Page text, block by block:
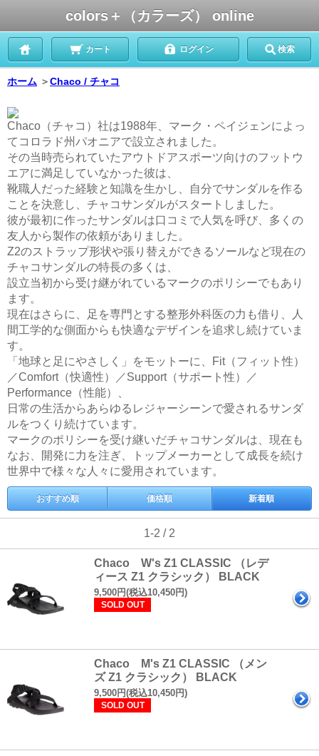
colors＋（カラーズ） online
カート ログイン 検索
ホーム ＞Chaco / チャコ
Chaco（チャコ）社は1988年、マーク・ペイジェンによっ
てコロラド州パオニアで設立されました。
その当時売られていたアウトドアスポーツ向けのフットウ
エアに満足していなかった彼は、
靴職人だった経験と知識を生かし、自分でサンダルを作る
ことを決意し、チャコサンダルがスタートしました。
彼が最初に作ったサンダルは口コミで人気を呼び、多くの
友人から製作の依頼がありました。
Z2のストラップ形状や張り替えができるソールなど現在の
チャコサンダルの特長の多くは、
設立当初から受け継がれているマークのポリシーでもあり
ます。
現在はさらに、足を専門とする整形外科医の力も借り、人
間工学的な側面からも快適なデザインを追求し続けていま
す。
「地球と足にやさしく」をモットーに、Fit（フィット性）
／Comfort（快適性）／Support（サポート性）／
Performance（性能）、
日常の生活からあらゆるレジャーシーンで愛されるサンダ
ルをつくり続けています。
マークのポリシーを受け継いだチャコサンダルは、現在も
なお、開発に力を注ぎ、トップメーカーとして成長を続け
世界中で様々な人々に愛用されています。
おすすめ順 価格順 新着順
1-2 / 2
Chaco W's Z1 CLASSIC （レデ
ィース Z1 クラシック） BLACK
9,500円(税込10,450円)
SOLD OUT
Chaco M's Z1 CLASSIC （メン
ズ Z1 クラシック） BLACK
9,500円(税込10,450円)
SOLD OUT